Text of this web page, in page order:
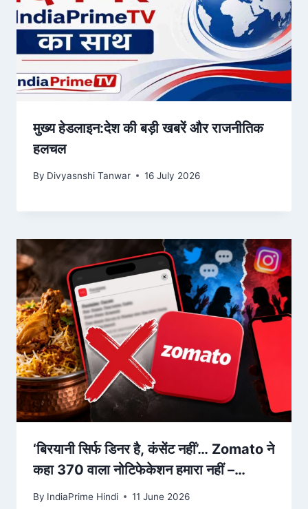
मुख्य हेडलाइन:देश की बड़ी खबरें और राजनीतिक
हलचल
By Divyasnshi Tanwar 16 July 2026
‘बिरयानी सिर्फ डिनर है, कंसेंट नहीं’… Zomato ने
कहा 370 वाला नोटिफेकेशन हमारा नहीं –
AajTak
By IndiaPrime Hindi 11 June 2026